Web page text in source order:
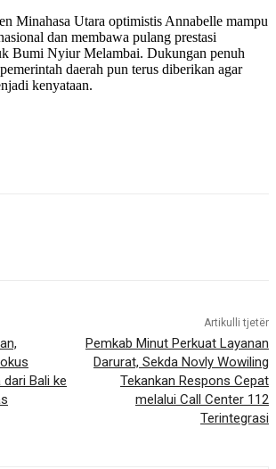
Minahasa Utara optimistis Annabelle mampu
dan membawa pulang prestasi
Bumi Nyiur Melambai. Dukungan penuh
daerah pun terus diberikan agar
kenyataan.
Bali ke
Artikulli tjetër
Pemkab Minut Perkuat Layanan
Darurat, Sekda Novly Wowiling
Tekankan Respons Cepat
melalui Call Center 112
Terintegrasi